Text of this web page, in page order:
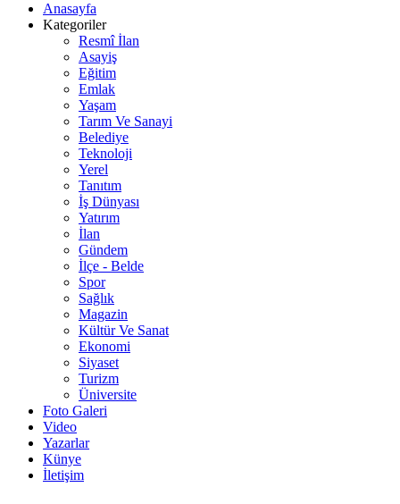
Anasayfa
Kategoriler
Resmî İlan
Asayiş
Eğitim
Emlak
Yaşam
Tarım Ve Sanayi
Belediye
Teknoloji
Yerel
Tanıtım
İş Dünyası
Yatırım
İlan
Gündem
İlçe - Belde
Spor
Sağlık
Magazin
Kültür Ve Sanat
Ekonomi
Siyaset
Turizm
Üniversite
Foto Galeri
Video
Yazarlar
Künye
İletişim